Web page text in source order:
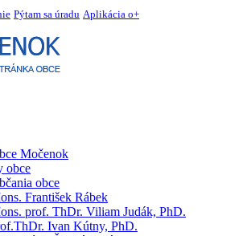
Pýtam sa úradu Aplikácia o+
Močenok
obce
obce
František Rábek
prof. ThDr. Viliam Judák, PhD.
Ivan Kútny, PhD.